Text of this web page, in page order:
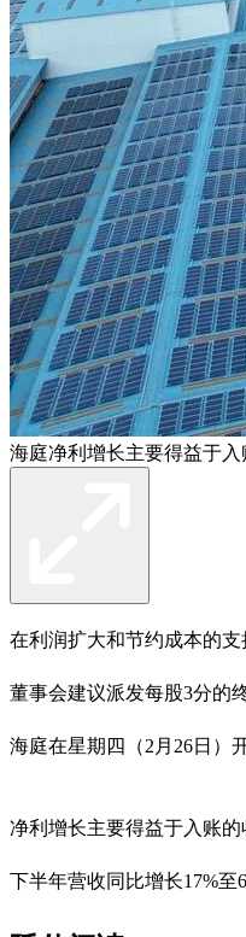
海庭净利增长主要得益于
在利润扩大和节约成本的支
董事会建议派发每股3分的
海庭在星期四（2月26日）
净利增长主要得益于入账
下半年营收同比增长17%至